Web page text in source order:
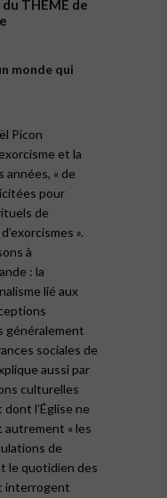
THEME de
monde qui
Picon
et la
années, « de
pour
de
».
à
: la
lié aux
généralement
sociales de
aussi par
culturelles
dont l’Église ne
« les
de
le quotidien des
interrogent